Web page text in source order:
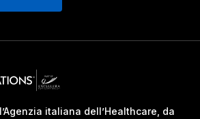
italiana dell’Healthcare, da